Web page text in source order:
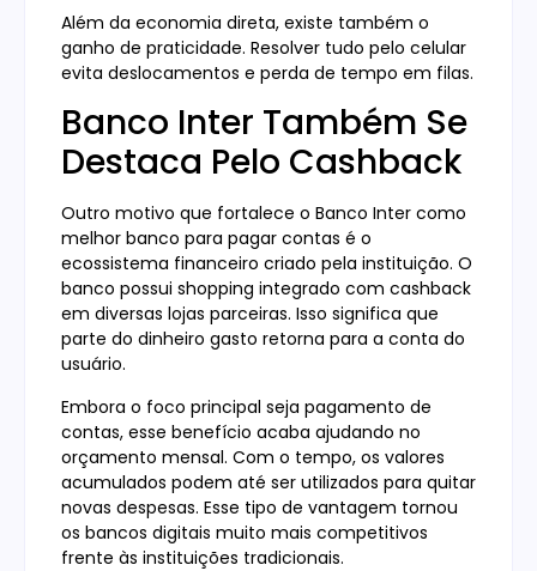
Além da economia direta, existe também o
ganho de praticidade. Resolver tudo pelo celular
evita deslocamentos e perda de tempo em filas.
Banco Inter Também Se
Destaca Pelo Cashback
Outro motivo que fortalece o Banco Inter como
melhor banco para pagar contas é o
ecossistema financeiro criado pela instituição. O
banco possui shopping integrado com cashback
em diversas lojas parceiras. Isso significa que
parte do dinheiro gasto retorna para a conta do
usuário.
Embora o foco principal seja pagamento de
contas, esse benefício acaba ajudando no
orçamento mensal. Com o tempo, os valores
acumulados podem até ser utilizados para quitar
novas despesas. Esse tipo de vantagem tornou
os bancos digitais muito mais competitivos
frente às instituições tradicionais.